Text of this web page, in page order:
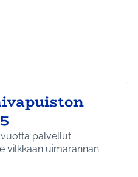
palvellut
vilkkaan uimarannan